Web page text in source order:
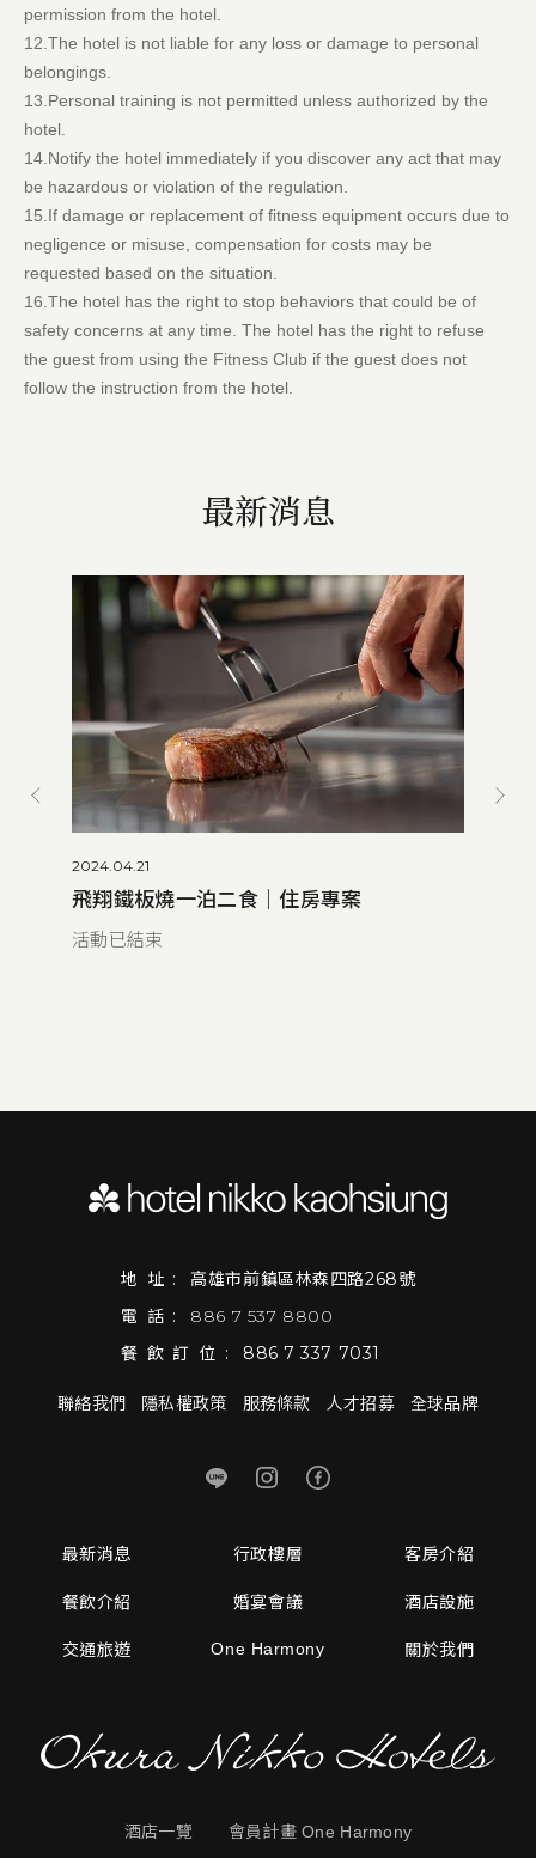
permission from the hotel.
12.The hotel is not liable for any loss or damage to personal
belongings.
13.Personal training is not permitted unless authorized by the
hotel.
14.Notify the hotel immediately if you discover any act that may
be hazardous or violation of the regulation.
15.If damage or replacement of fitness equipment occurs due to
negligence or misuse, compensation for costs may be
requested based on the situation.
16.The hotel has the right to stop behaviors that could be of
safety concerns at any time. The hotel has the right to refuse
the guest from using the Fitness Club if the guest does not
follow the instruction from the hotel.
最新消息
2024.04.21
飛翔鐵板燒一泊二食｜住房專案
活動已結束
最新消息 行政樓層 客房介紹
餐飲介紹 婚宴會議 酒店設施
交通旅遊 One Harmony 關於我們
地址:
高雄市前鎮區林森四路268號
電話:
886 7 537 8800
餐飲訂位:
886 7 337 7031
聯絡我們 隱私權政策 服務條款 人才招募 全球品牌
酒店一覽 會員計畫 One Harmony